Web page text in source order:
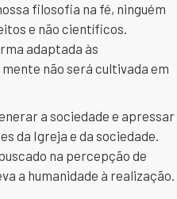
filosofia na fé, ninguém
e não científicos.
adaptada às
não será cultivada em
a sociedade e apressar
da Igreja e da sociedade.
na percepção de
a humanidade à realização.